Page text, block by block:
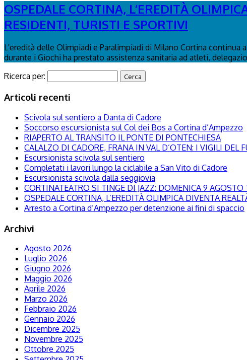
OSPEDALE CORTINA, L’EREDITÀ
RESIDENTI, TURISTI E SPORTIVI
L'eredità delle Olimpiadi e Paralimpiadi di Milano Cortina
durante i Giochi ha prestato assistenza sanitaria ad atleti,
Ricerca per:
Articoli recenti
Scivola sul sentiero a Danta di Cadore
Soccorso escursionista sul Col dei Bos a Cortina d’Ampezzo
RIAPERTO AL TRANSITO IL PONTE DI PONTECHIESA
CALALZO DI CADORE, FRANA IN VAL D’OTEN: I VIGILI DEL
Escursionista scivola sul sentiero
Completati i lavori lungo la ciclabile a San Vito di Cadore
Escursionista scivola dalla seggiovia
CORTINATEATRO SI TINGE DI JAZZ: DOMENICA 9
OSPEDALE CORTINA, L’EREDITÀ OLIMPICA DIVENTA
Arresto a Cortina d’Ampezzo per detenzione ai fini di spaccio
Archivi
Agosto 2026
Luglio 2026
Giugno 2026
Maggio 2026
Aprile 2026
Marzo 2026
Febbraio 2026
Gennaio 2026
Dicembre 2025
Novembre 2025
Ottobre 2025